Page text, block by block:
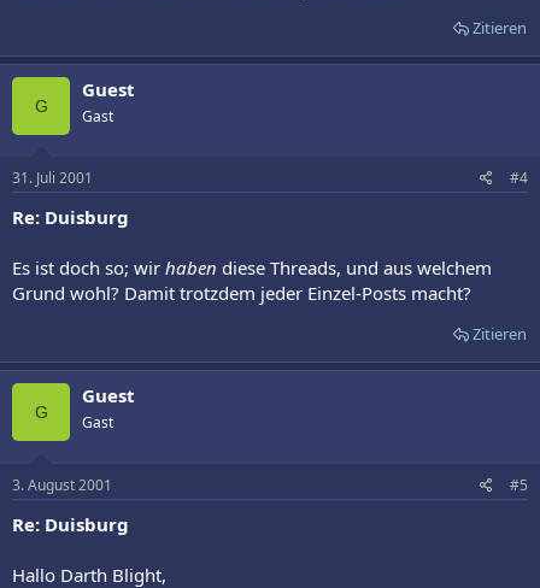
Zitieren
G
Guest
Gast
31. Juli 2001 #4
Re: Duisburg
Es ist doch so; wir haben diese Threads, und aus welchem
Grund wohl? Damit trotzdem jeder Einzel-Posts macht?
Zitieren
G
Guest
Gast
3. August 2001 #5
Re: Duisburg
Hallo Darth Blight,